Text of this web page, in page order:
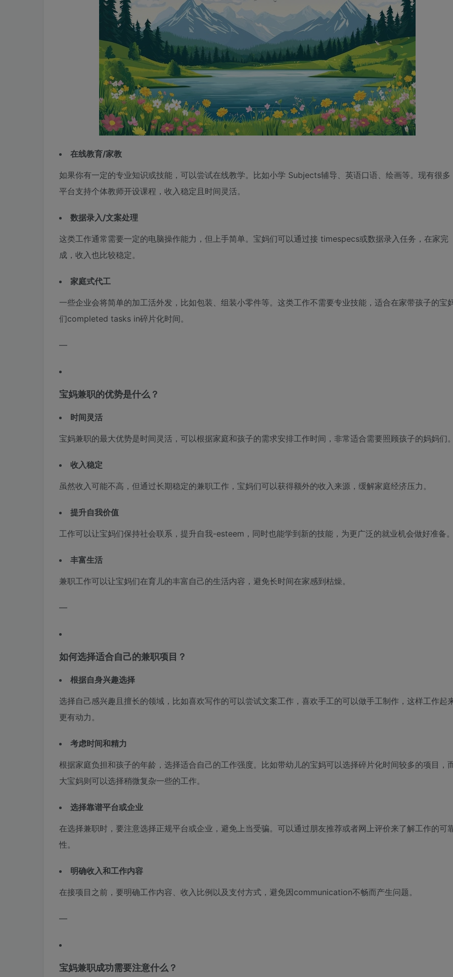
在线教育/家教
如果你有一定的专业知识或技能，可以尝试在线教学。比如小学 Subjects辅导、英语口语、绘画等。现有很多
平台支持个体教师开设课程，收入稳定且时间灵活。
数据录入/文案处理
这类工作通常需要一定的电脑操作能力，但上手简单。宝妈们可以通过接 timespecs或数据录入任务，在家完
成，收入也比较稳定。
家庭式代工
一些企业会将简单的加工活外发，比如包装、组装小零件等。这类工作不需要专业技能，适合在家带孩子的宝
们completed tasks in碎片化时间。
—
宝妈兼职的优势是什么？
时间灵活
宝妈兼职的最大优势是时间灵活，可以根据家庭和孩子的需求安排工作时间，非常适合需要照顾孩子的妈妈们
收入稳定
虽然收入可能不高，但通过长期稳定的兼职工作，宝妈们可以获得额外的收入来源，缓解家庭经济压力。
提升自我价值
工作可以让宝妈们保持社会联系，提升自我-esteem，同时也能学到新的技能，为更广泛的就业机会做好准备
丰富生活
兼职工作可以让宝妈们在育儿的丰富自己的生活内容，避免长时间在家感到枯燥。
—
如何选择适合自己的兼职项目？
根据自身兴趣选择
选择自己感兴趣且擅长的领域，比如喜欢写作的可以尝试文案工作，喜欢手工的可以做手工制作，这样工作起
更有动力。
考虑时间和精力
根据家庭负担和孩子的年龄，选择适合自己的工作强度。比如带幼儿的宝妈可以选择碎片化时间较多的项目，
大宝妈则可以选择稍微复杂一些的工作。
选择靠谱平台或企业
在选择兼职时，要注意选择正规平台或企业，避免上当受骗。可以通过朋友推荐或者网上评价来了解工作的可
性。
明确收入和工作内容
在接项目之前，要明确工作内容、收入比例以及支付方式，避免因communication不畅而产生问题。
—
宝妈兼职成功需要注意什么？